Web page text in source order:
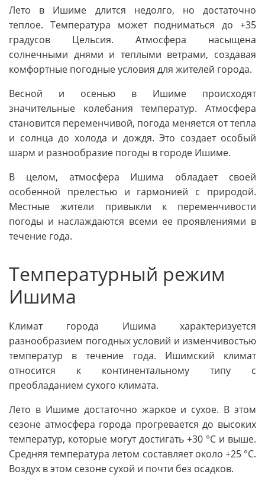
Лето в Ишиме длится недолго, но достаточно
теплое. Температура может подниматься до +35
градусов Цельсия. Атмосфера насыщена
солнечными днями и теплыми ветрами, создавая
комфортные погодные условия для жителей города.
Весной и осенью в Ишиме происходят
значительные колебания температур. Атмосфера
становится переменчивой, погода меняется от тепла
и солнца до холода и дождя. Это создает особый
шарм и разнообразие погоды в городе Ишиме.
В целом, атмосфера Ишима обладает своей
особенной прелестью и гармонией с природой.
Местные жители привыкли к переменчивости
погоды и наслаждаются всеми ее проявлениями в
течение года.
Температурный режим
Ишима
Климат города Ишима характеризуется
разнообразием погодных условий и изменчивостью
температур в течение года. Ишимский климат
относится к континентальному типу с
преобладанием сухого климата.
Лето в Ишиме достаточно жаркое и сухое. В этом
сезоне атмосфера города прогревается до высоких
температур, которые могут достигать +30 °C и выше.
Средняя температура летом составляет около +25 °C.
Воздух в этом сезоне сухой и почти без осадков.